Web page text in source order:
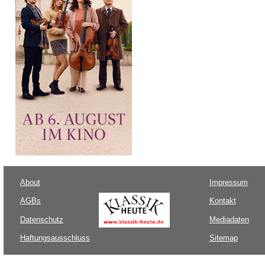
About
AGBs
Datenschutz
Haftungsausschluss
Impressum
Kontakt
Mediadaten
Sitemap